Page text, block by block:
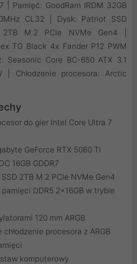
| Pamięć: GoodRam IRDM 32GB
CL32 | Dysk: Patriot SSD
M.2 PCIe NVMe Gen4 |
TG Black 4x Fander P12 PWM
Seasonic Core BC-650 ATX 3.1
| Chłodzenie procesora: Arctic
do gier Intel Core Ultra 7
GeForce RTX 5060 Ti
16GB GDDR7
2TB M.2 PCIe NVMe Gen4
DDR5 2x16GB w trybie
120 mm ARGB
procesora z ARGB
komputerowy